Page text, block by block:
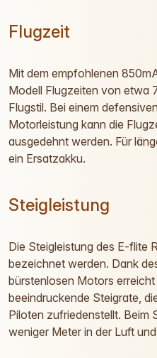
Flugzeit
Mit dem empfohlenen
Modell Flugzeiten von etwa
Flugstil. Bei einem
Motorleistung kann die
ausgedehnt werden. Für
ein Ersatzakku.
Steigleistung
Die Steigleistung des E-flite
bezeichnet werden. Dank
bürstenlosen Motors
beeindruckende Steigrate,
Piloten zufriedenstellt. Beim
weniger Meter in der Luft